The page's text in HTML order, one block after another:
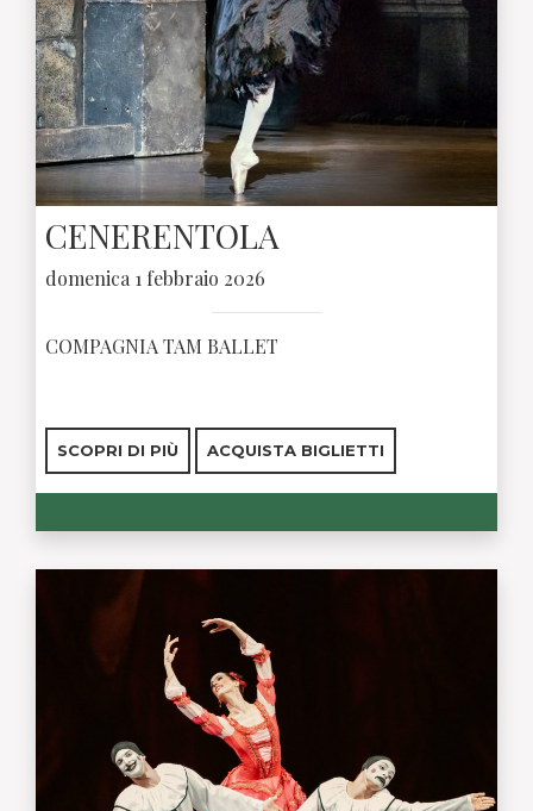
CENERENTOLA
domenica 1 febbraio 2026
COMPAGNIA TAM BALLET
SCOPRI DI PIÙ ACQUISTA BIGLIETTI